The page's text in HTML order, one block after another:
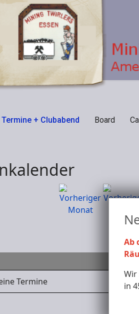
Termine + Clubabend Board
Termine
Ab
Wir
in